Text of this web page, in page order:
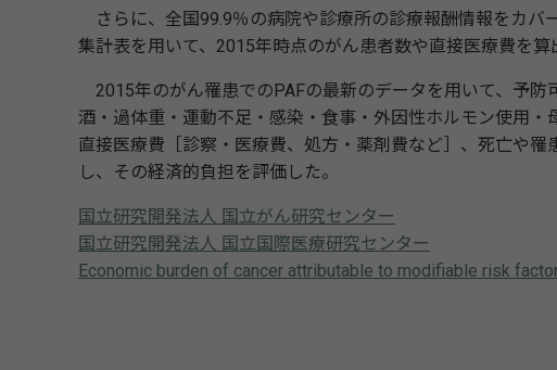
さらに、全国99.9％の病院や診療所の診療報酬情報をカバ
集計表を用いて、2015年時点のがん患者数や直接医療費を算
2015年のがん罹患でのPAFの最新のデータを用いて、予
酒・過体重・運動不足・感染・食事・外因性ホルモン使用
直接医療費［診察・医療費、処方・薬剤費など］、死亡や
し、その経済的負担を評価した。
国立研究開発法人 国立がん研究センター
国立研究開発法人 国立国際医療研究センター
Economic burden of cancer attributable to modifiable risk